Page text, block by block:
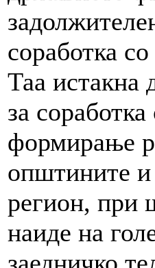
соработка
Таа истакна
за
формирање
општините и
регион, при
наиде на